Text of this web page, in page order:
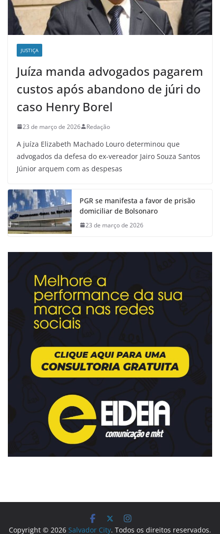
JUSTIÇA
Juíza manda advogados pagarem
custos após abandono de júri do
caso Henry Borel
23 de março de 2026 Redação
A juíza Elizabeth Machado Louro determinou que
advogados da defesa do ex-vereador Jairo Souza Santos
Júnior arquem com as despesas
PGR se manifesta a favor de prisão
domiciliar de Bolsonaro
23 de março de 2026
Copyright © 2026 Salvador City. Todos os direitos reservados.